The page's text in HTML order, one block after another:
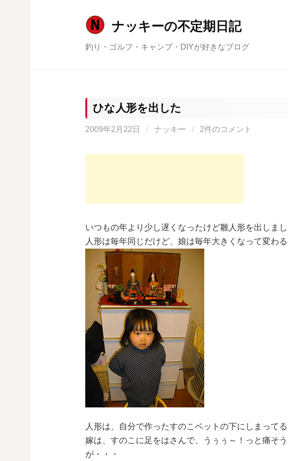
ナッキーの不定期日記
釣り・ゴルフ・キャンプ・DIYが好きなブログ
ひな人形を出した
2009年2月22日 / ナッキー / 2件のコメント
いつもの年より少し遅くなったけど雛人形を出しまし
人形は毎年同じだけど、娘は毎年大きくなって変わる
人形は、自分で作ったすのこベットの下にしまって
嫁は、すのこに足をはさんで、うぅぅ～！っと痛そ
が・・・